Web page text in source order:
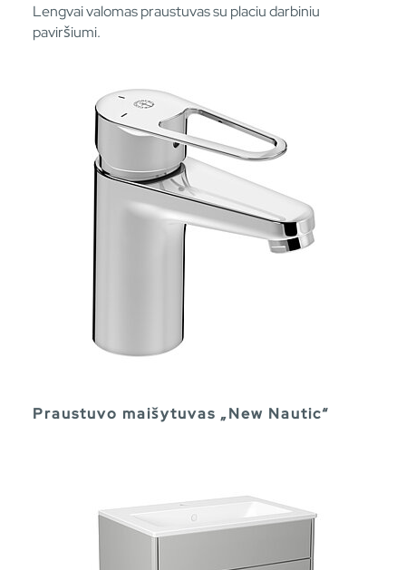
Lengvai valomas praustuvas su placiu darbiniu
paviršiumi.
Praustuvo maišytuvas „New Nautic“